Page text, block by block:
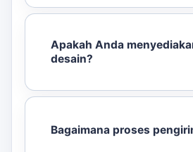
Apakah Anda
desain?
Bagaimana proses